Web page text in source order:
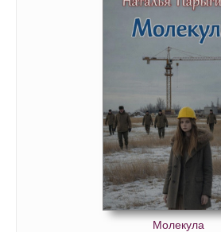
Молекула